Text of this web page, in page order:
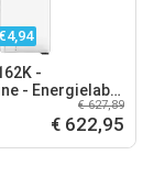
-
- Energielabel
toeren- Wit
€ 627,89
€ 622,95